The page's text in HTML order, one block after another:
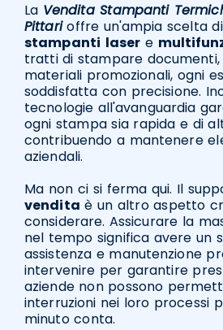
La Vendita Stampanti
Pittarioffre un'ampia scelta
stampanti laser e
tratti di stampare
materiali promozionali, ogni
soddisfatta con precisione.
tecnologie all'avanguardia
ogni stampa sia rapida e di
contribuendo a mantenere
aziendali.
Ma non ci si ferma qui. Il
vendita è un altro aspetto
considerare. Assicurare la
nel tempo significa avere un
assistenza e manutenzione
intervenire per garantire
aziende non possono
interruzioni nei loro processi
minuto conta.